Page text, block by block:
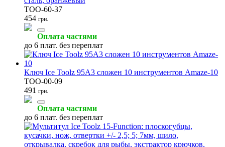
(2)
(1) (1) (1)
Очистители
(1)
Напольные стойки
(1) (1)
TOO-60-37
454 грн.
Оплата частями
до 6 плат. без переплат
Ключ Ice Toolz 95A3 сложен 10 инструментов Amaze-10
TOO-00-09
491 грн.
Оплата частями
до 6 плат. без переплат